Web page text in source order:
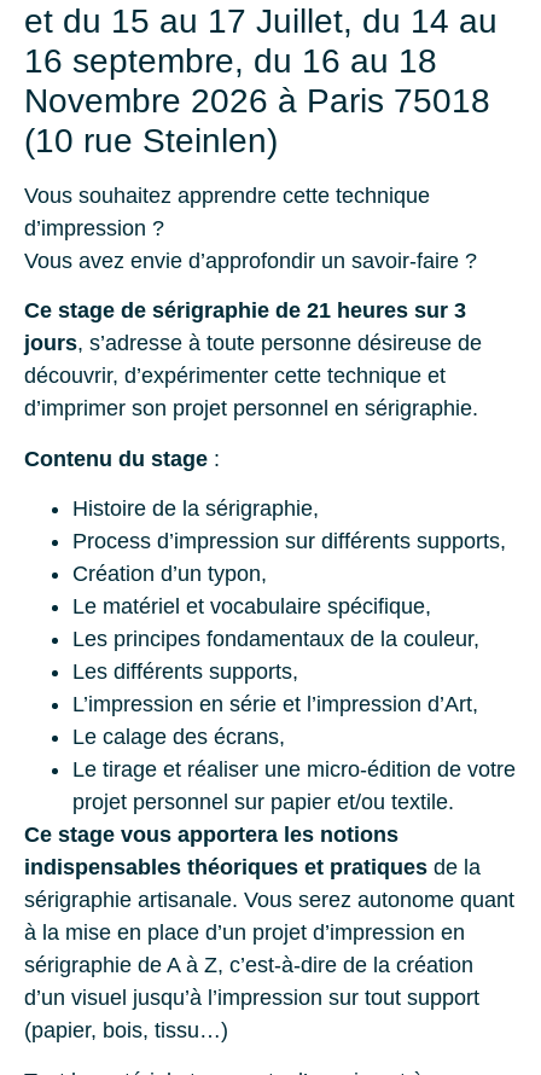
et du 15 au 17 Juillet, du 14 au
16 septembre, du 16 au 18
Novembre 2026 à Paris 75018
(10 rue Steinlen)
Vous souhaitez apprendre cette technique
d’impression ?
Vous avez envie d’approfondir un savoir-faire ?
Ce stage de sérigraphie de 21 heures sur 3
jours, s’adresse à toute personne désireuse de
découvrir, d’expérimenter cette technique et
d’imprimer son projet personnel en sérigraphie.
Contenu du stage :
Histoire de la sérigraphie,
Process d’impression sur différents supports,
Création d’un typon,
Le matériel et vocabulaire spécifique,
Les principes fondamentaux de la couleur,
Les différents supports,
L’impression en série et l’impression d’Art,
Le calage des écrans,
Le tirage et réaliser une micro-édition de votre
projet personnel sur papier et/ou textile.
Ce stage vous apportera les notions
indispensables théoriques et pratiques de la
sérigraphie artisanale. Vous serez autonome quant
à la mise en place d’un projet d’impression en
sérigraphie de A à Z, c’est-à-dire de la création
d’un visuel jusqu’à l’impression sur tout support
(papier, bois, tissu…)